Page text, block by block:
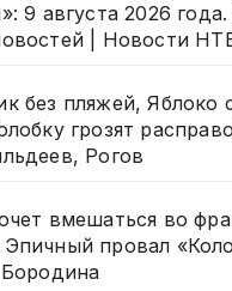
9 августа 2026 года.
| Новости
без пляжей, Яблоко
грозят
Рогов
вмешаться во
провал